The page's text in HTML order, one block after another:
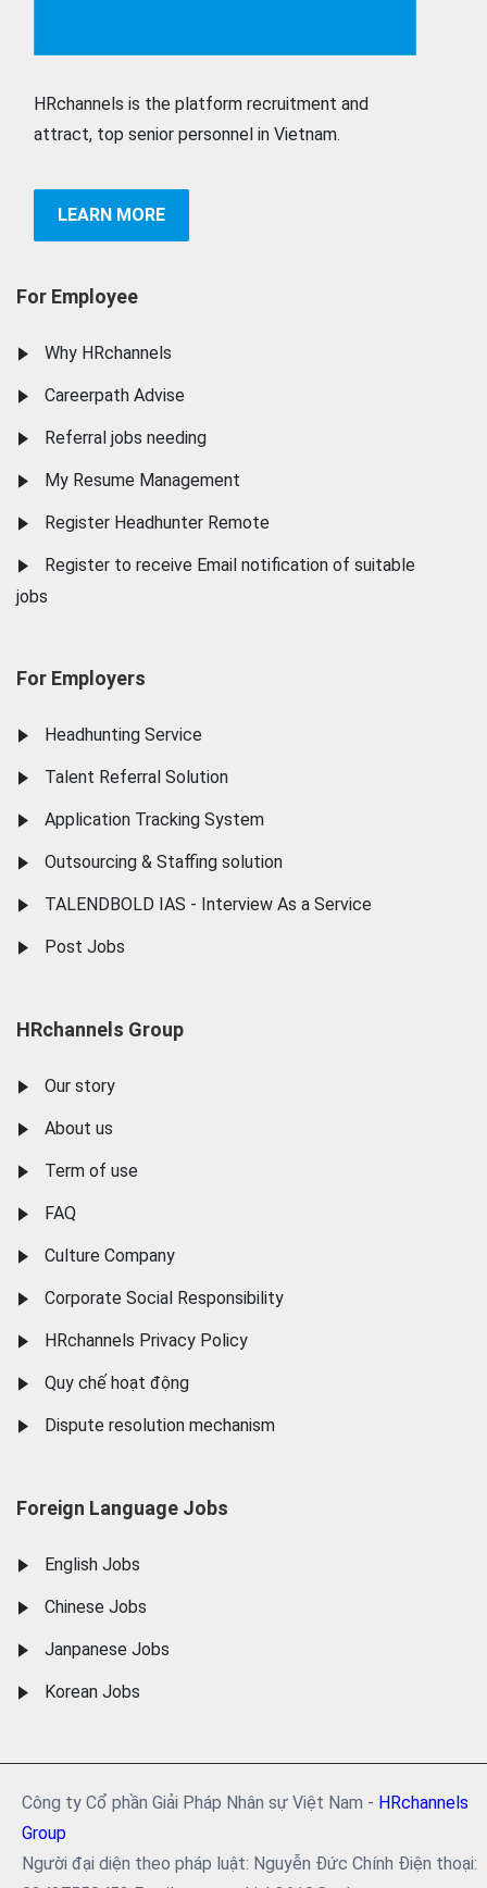
HRchannels is the platform recruitment and
attract, top senior personnel in Vietnam.
LEARN MORE
For Employee
Why HRchannels
Careerpath Advise
Referral jobs needing
My Resume Management
Register Headhunter Remote
Register to receive Email notification of suitable
jobs
For Employers
Headhunting Service
Talent Referral Solution
Application Tracking System
Outsourcing & Staffing solution
TALENDBOLD IAS - Interview As a Service
Post Jobs
HRchannels Group
Our story
About us
Term of use
FAQ
Culture Company
Corporate Social Responsibility
HRchannels Privacy Policy
Quy chế hoạt động
Dispute resolution mechanism
Foreign Language Jobs
English Jobs
Chinese Jobs
Janpanese Jobs
Korean Jobs
Công ty Cổ phần Giải Pháp Nhân sự Việt Nam - HRchannels
Group
Người đại diện theo pháp luật: Nguyễn Đức Chính Điện thoại: